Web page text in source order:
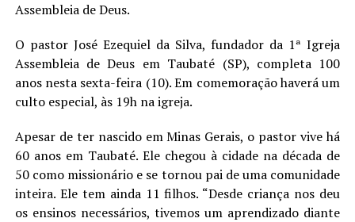
FINALIZAR COMPRA
HOME
Assembleia de Deus.
O pastor José Ezequiel da Silva, fundador da 1ª Igreja
Assembleia de Deus em Taubaté (SP), completa 100
anos nesta sexta-feira (10). Em comemoração haverá um
culto especial, às 19h na igreja.
Apesar de ter nascido em Minas Gerais, o pastor vive há
60 anos em Taubaté. Ele chegou à cidade na década de
50 como missionário e se tornou pai de uma comunidade
inteira. Ele tem ainda 11 filhos. “Desde criança nos deu
os ensinos necessários, tivemos um aprendizado diante